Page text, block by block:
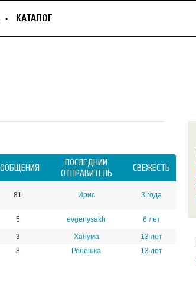
КАТАЛОГ
ПОСЛЕДНИЙ
ОТПРАВИТЕЛЬ
СВЕЖЕСТЬ
81 Ирис 3 года
5 evgenysakh 6 лет
3 Ханума 13 лет
8 Ренешка 13 лет